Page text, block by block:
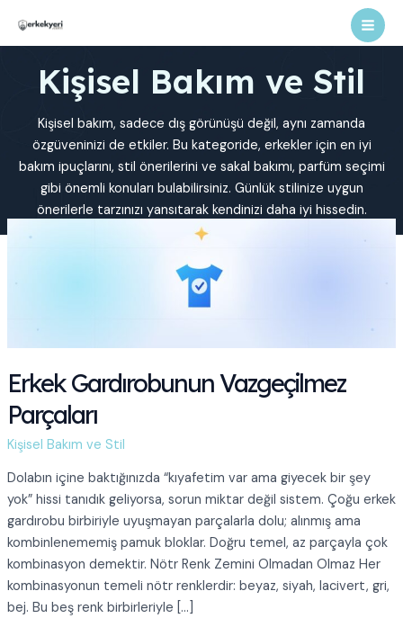
atla
Kişisel Bakım ve Stil
Kişisel bakım, sadece dış görünüşü değil, aynı zamanda
özgüveninizi de etkiler. Bu kategoride, erkekler için en iyi
bakım ipuçlarını, stil önerilerini ve sakal bakımı, parfüm seçimi
gibi önemli konuları bulabilirsiniz. Günlük stilinize uygun
önerilerle tarzınızı yansıtarak kendinizi daha iyi hissedin.
Erkek Gardırobunun Vazgeçilmez
Parçaları
Kişisel Bakım ve Stil
Dolabın içine baktığınızda “kıyafetim var ama giyecek bir şey
yok” hissi tanıdık geliyorsa, sorun miktar değil sistem. Çoğu erkek
gardırobu birbiriyle uyuşmayan parçalarla dolu; alınmış ama
kombinlenememiş pamuk bloklar. Doğru temel, az parçayla çok
kombinasyon demektir. Nötr Renk Zemini Olmadan Olmaz Her
kombinasyonun temeli nötr renklerdir: beyaz, siyah, lacivert, gri,
bej. Bu beş renk birbirleriyle […]